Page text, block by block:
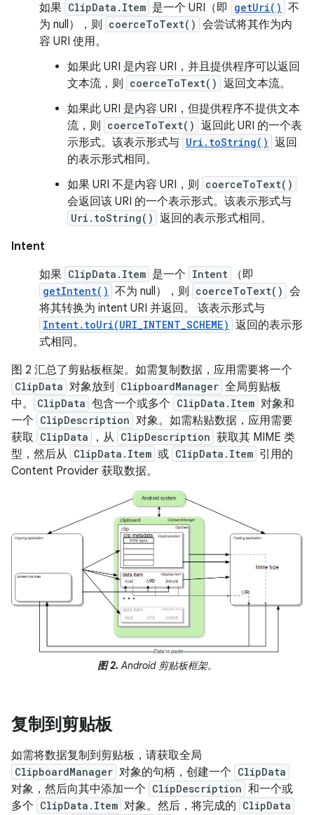
如果 ClipData.Item 是一个 URI（即 getUri() 不
为 null），则
coerceToText() 会尝试将其作为内
容 URI 使用。
如果此 URI 是内容 URI，并且提供程序可以返回
文本流，则
coerceToText() 返回文本流。
如果此 URI 是内容 URI，但提供程序不提供文本
流，则
coerceToText() 返回此 URI 的一个表
示形式。该表示形式与 Uri.toString() 返回
的表示形式相同。
如果 URI 不是内容 URI，则
coerceToText()
会返回该 URI 的一个表示形式。该表示形式与
Uri.toString() 返回的表示形式相同。
Intent
如果 ClipData.Item 是一个 Intent （即
getIntent() 不为 null），则 coerceToText() 会
将其转换为 intent URI 并返回。 该表示形式与
Intent.toUri(URI_INTENT_SCHEME) 返回的表示形
式相同。
图 2 汇总了剪贴板框架。如需复制数据，应用需要将一个
ClipData 对象放到 ClipboardManager 全局剪贴板
中。
ClipData 包含一个或多个 ClipData.Item 对象和
一个 ClipDescription 对象。如需粘贴数据，应用需要
获取 ClipData ，从 ClipDescription 获取其 MIME 类
型，然后从 ClipData.Item 或 ClipData.Item 引用的
Content Provider 获取数据。
图 2. Android 剪贴板框架。
复制到剪贴板
如需将数据复制到剪贴板，请获取全局
ClipboardManager 对象的句柄，创建一个 ClipData
对象，然后向其中添加一个 ClipDescription 和一个或
多个 ClipData.Item 对象。然后，将完成的 ClipData